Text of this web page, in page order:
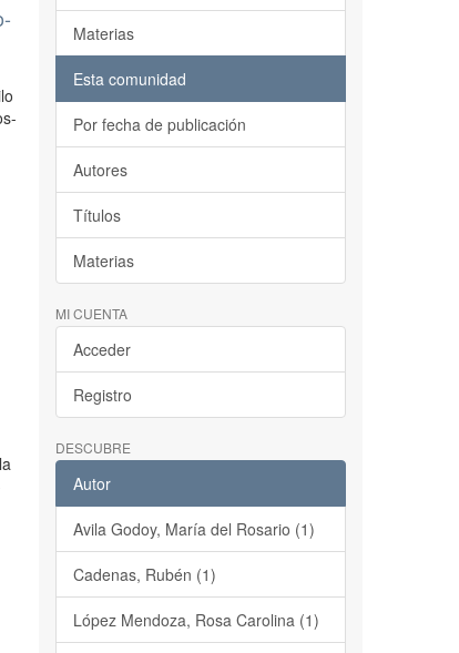
Materias
Esta comunidad
Por fecha de publicación
Autores
Títulos
Materias
MI CUENTA
Acceder
Registro
DESCUBRE
Autor
Avila Godoy, María del Rosario (1)
Cadenas, Rubén (1)
López Mendoza, Rosa Carolina (1)